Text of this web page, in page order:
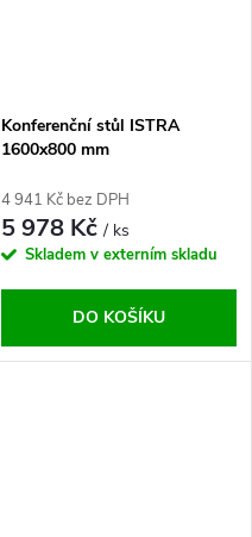
Konferenční stůl ISTRA
1600x800 mm
4 941 Kč bez DPH
5 978 Kč/ ks
Skladem v externím skladu
DO KOŠÍKU